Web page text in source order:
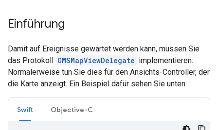
Einführung
Damit auf Ereignisse gewartet werden kann, müssen Sie
das Protokoll GMSMapViewDelegate implementieren.
Normalerweise tun Sie dies für den Ansichts-Controller, der
die Karte anzeigt. Ein Beispiel dafür sehen Sie unten:
Swift Objective-C